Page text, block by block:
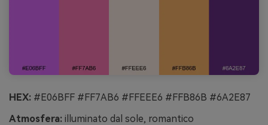
HEX: #E06BFF #FF7AB6 #FFEEE6 #FFB86B #6A2E87
Atmosfera: illuminato dal sole, romantico